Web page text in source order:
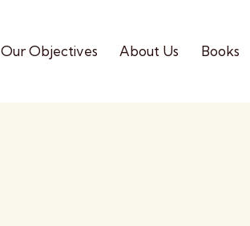
Our Objectives About Us Books